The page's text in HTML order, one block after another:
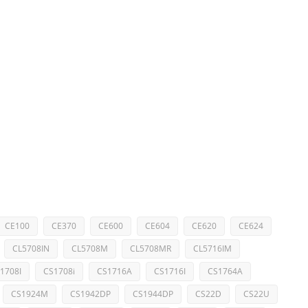
CE100 CE370 CE600 CE604 CE620
CE624
CL5708IN CL5708M CL5708MR
CL5716IM
CS1708i CS1716A CS1716I
CS1764A
CS1924M CS1942DP CS1944DP CS22D
CS22U